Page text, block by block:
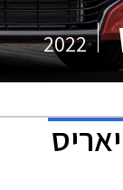
2022